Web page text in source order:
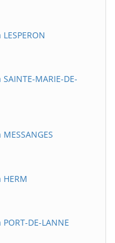
MARIE-DE-
DE-LANNE